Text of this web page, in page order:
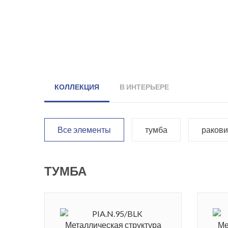
КОЛЛЕКЦИЯ В ИНТЕРЬЕРЕ
Все элементы тумба
ТУМБА